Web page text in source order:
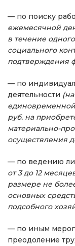
— по поиску
ежемесячной
в течение
социального
подтверждения
— по
деятельности
руб. на
материально-
осуществления
— по ведению
от 3 до 12
размере не
основных
подсобного
— по иным
преодоление